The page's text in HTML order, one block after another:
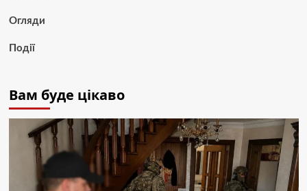
Огляди
Події
Вам буде цікаво